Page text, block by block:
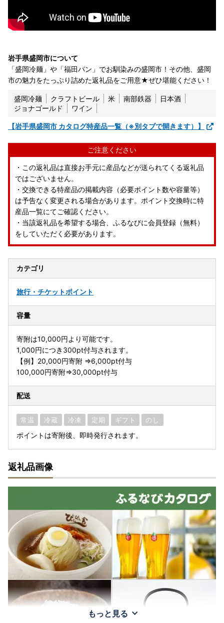
岩手県盛岡市について
「盛岡冷麺」や「福田パン」でお馴染みの盛岡市！その他、盛岡
市の魅力をたっぷり詰めた返礼品をご用意★ぜひ堪能ください！
盛岡冷麺 クラフトビール 米 南部鉄器
日本酒
ジョナゴールド
ワイン
【岩手県盛岡市 カタログ特産品一覧（※別タブで開きます）】
ご注意ください
・この返礼品は直接お手元に産品などが送られてくる返礼品
ではございません。
・交換できる特産品の掲載内容（必要ポイント数や容量等）
は予告なく変更される場合があります。ポイント交換時に特
産品一覧にてご確認ください。
・当該返礼品を希望する場合、ふるなびに会員登録（無料）
をしていただく必要があります。
カテゴリ
旅行・チケットポイント
容量
寄附は10,000円より可能です。
1,000円につき300pt付与されます。
【例】20,000円寄附 ⇒6,000pt付与
100,000円寄附⇒30,000pt付与
配送
常温 冷蔵 冷凍 定期 ギフト のし
ポイントは寄附後、即時発行されます。
返礼品画像
もっと見る